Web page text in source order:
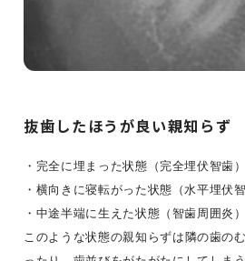
抜歯したほうが良い親知らず
・完全に埋まった状態（完全埋伏智歯）
・横向きに寝転がった状態（水平埋伏
・中途半端に生えた状態（智歯周囲炎）
このような状態の親知らずは隣の歯の